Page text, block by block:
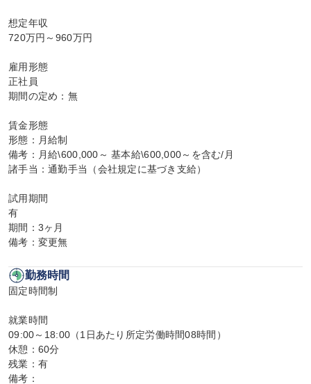
想定年収
720万円～960万円
雇用形態
正社員
期間の定め：無
賃金形態
形態：月給制
備考：月給\600,000～ 基本給\600,000～を含む/月
諸手当：通勤手当（会社規定に基づき支給）
試用期間
有
期間：3ヶ月
備考：変更無
勤務時間
固定時間制
就業時間
09:00～18:00（1日あたり所定労働時間08時間）
休憩：60分
残業：有
備考：